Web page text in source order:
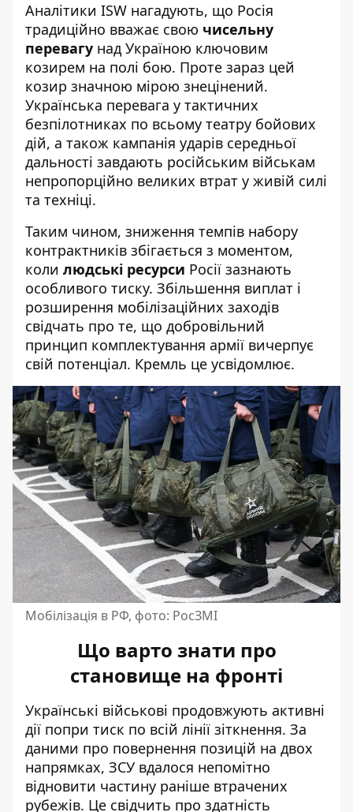
Аналітики ISW нагадують, що Росія
традиційно вважає свою чисельну
перевагу над Україною ключовим
козирем на полі бою. Проте зараз цей
козир значною мірою знецінений.
Українська перевага у тактичних
безпілотниках по всьому театру бойових
дій, а також кампанія ударів середньої
дальності завдають російським військам
непропорційно великих втрат у живій силі
та техніці.
Таким чином, зниження темпів набору
контрактників збігається з моментом,
коли людські ресурси Росії зазнають
особливого тиску. Збільшення виплат і
розширення мобілізаційних заходів
свідчать про те, що добровільний
принцип комплектування армії вичерпує
свій потенціал. Кремль це усвідомлює.
Мобілізація в РФ, фото: РосЗМІ
Що варто знати про
становище на фронті
Українські військові продовжують активні
дії попри тиск по всій лінії зіткнення. За
даними про повернення позицій на двох
напрямках, ЗСУ вдалося непомітно
відновити частину раніше втрачених
рубежів. Це свідчить про здатність